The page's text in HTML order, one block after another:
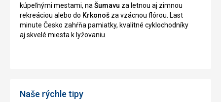
kúpeľnými mestami, na Šumavu za letnou aj zimnou
rekreáciou alebo do Krkonoš za vzácnou flórou. Last
minute Česko zahŕňa pamiatky, kvalitné cyklochodníky
aj skvelé miesta k lyžovaniu.
Naše rýchle tipy